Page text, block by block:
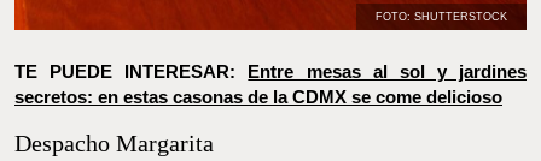
FOTO: SHUTTERSTOCK
TE PUEDE INTERESAR:Entre mesas al sol y jardines secretos:
en estas casonas de la CDMX se come delicioso
Despacho Margarita